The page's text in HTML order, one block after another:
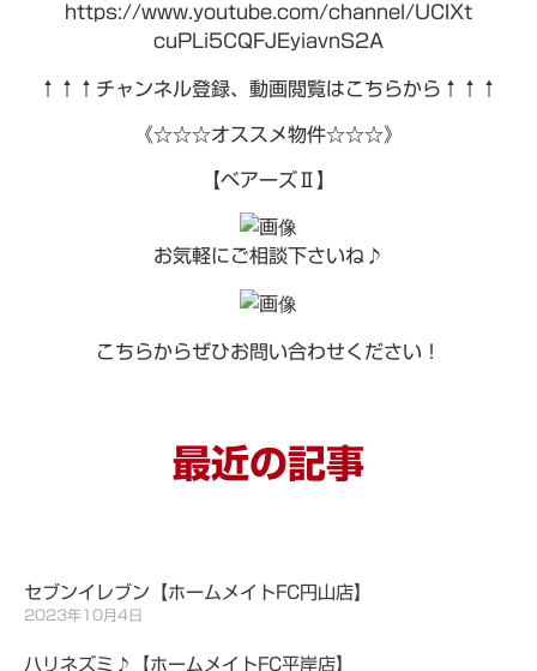
https://www.youtube.com/channel/UCIXt
cuPLi5CQFJEyiavnS2A
↑↑↑チャンネル登録、動画閲覧はこちらから↑↑↑
《☆☆☆オススメ物件☆☆☆》
【ベアーズⅡ】
お気軽にご相談下さいね♪
こちらからぜひお問い合わせください！
最近の記事
セブンイレブン【ホームメイトFC円山店】
2023年10月4日
ハリネズミ♪【ホームメイトFC平岸店】